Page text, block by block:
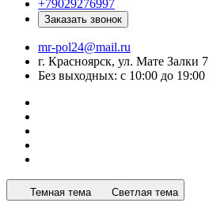
+79029276997
Заказать звонок
mr-pol24@mail.ru
г. Красноярск, ул. Мате Залки 7
Без выходных: с 10:00 до 19:00
Темная тема Светлая тема